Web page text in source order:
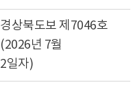
경상북도보 제7046호
(2026년 7월
2일자)